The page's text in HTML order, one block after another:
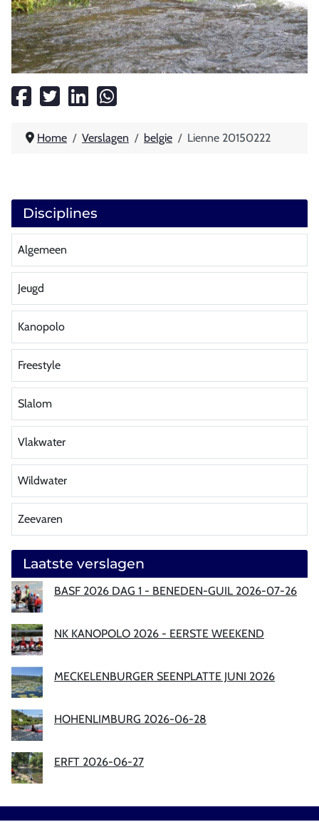
Home Verslagen belgie Lienne 20150222
Disciplines
Algemeen
Jeugd
Kanopolo
Freestyle
Slalom
Vlakwater
Wildwater
Zeevaren
Laatste verslagen
BASF 2026 DAG 1 - BENEDEN-GUIL 2026-07-26
NK KANOPOLO 2026 - EERSTE WEEKEND
MECKELENBURGER SEENPLATTE JUNI 2026
HOHENLIMBURG 2026-06-28
ERFT 2026-06-27